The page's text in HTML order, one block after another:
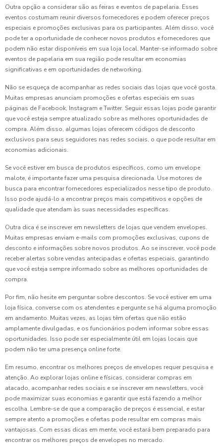
Outra opção a considerar são as feiras e eventos de papelaria. Esses
eventos costumam reunir diversos fornecedores e podem oferecer preços
especiais e promoções exclusivas para os participantes. Além disso, você
pode ter a oportunidade de conhecer novos produtos e fornecedores que
podem não estar disponíveis em sua loja local. Manter-se informado sobre
eventos de papelaria em sua região pode resultar em economias
significativas e em oportunidades de networking.
Não se esqueça de acompanhar as redes sociais das lojas que você gosta.
Muitas empresas anunciam promoções e ofertas especiais em suas
páginas de Facebook, Instagram e Twitter. Seguir essas lojas pode garantir
que você esteja sempre atualizado sobre as melhores oportunidades de
compra. Além disso, algumas lojas oferecem códigos de desconto
exclusivos para seus seguidores nas redes sociais, o que pode resultar em
economias adicionais.
Se você estiver em busca de produtos específicos, como um envelope
malote, é importante fazer uma pesquisa direcionada. Use motores de
busca para encontrar fornecedores especializados nesse tipo de produto.
Isso pode ajudá-lo a encontrar preços mais competitivos e opções de
qualidade que atendam às suas necessidades específicas.
Outra dica é se inscrever em newsletters de lojas que vendem envelopes.
Muitas empresas enviam e-mails com promoções exclusivas, cupons de
desconto e informações sobre novos produtos. Ao se inscrever, você pode
receber alertas sobre vendas antecipadas e ofertas especiais, garantindo
que você esteja sempre informado sobre as melhores oportunidades de
compra.
Por fim, não hesite em perguntar sobre descontos. Se você estiver em uma
loja física, converse com os atendentes e pergunte se há alguma promoção
em andamento. Muitas vezes, as lojas têm ofertas que não estão
amplamente divulgadas, e os funcionários podem informar sobre essas
oportunidades. Isso pode ser especialmente útil em lojas locais que
podem não ter uma presença online forte.
Em resumo, encontrar os melhores preços de envelopes requer pesquisa e
atenção. Ao explorar lojas online e físicas, considerar compras em
atacado, acompanhar redes sociais e se inscrever em newsletters, você
pode maximizar suas economias e garantir que está fazendo a melhor
escolha. Lembre-se de que a comparação de preços é essencial, e estar
sempre atento a promoções e ofertas pode resultar em compras mais
vantajosas. Com essas dicas em mente, você estará bem preparado para
encontrar os melhores preços de envelopes no mercado.